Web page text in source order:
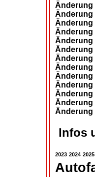
Änderung
Änderung
Änderung
Änderung
Änderung
Änderung
Änderung
Änderung
Änderung
Änderung
Änderung
Änderung
Änderung
Infos
2023 2024 2025